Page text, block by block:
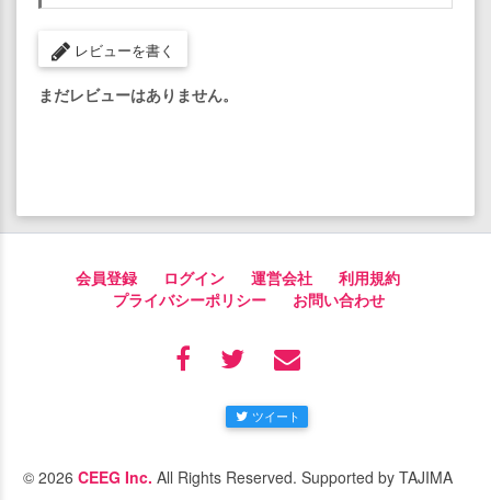
レビューを書く
まだレビューはありません。
会員登録 ログイン 運営会社
利用規約
プライバシーポリシー
お問い合わせ
ツイート
© 2026 CEEG Inc. All Rights Reserved. Supported by TAJIMA